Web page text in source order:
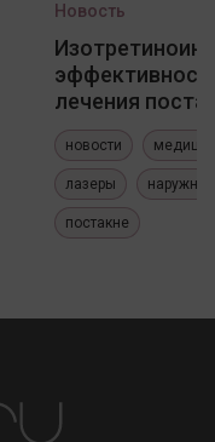
Новость
Изотретиноин
лечения
новости
лазеры
постакне